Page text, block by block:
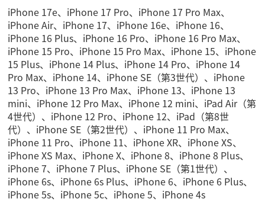
iPhone 17e、iPhone 17 Pro、iPhone 17 Pro Max、
iPhone Air、iPhone 17、iPhone 16e、iPhone 16、
iPhone 16 Plus、iPhone 16 Pro、iPhone 16 Pro Max、
iPhone 15 Pro、iPhone 15 Pro Max、iPhone 15、iPhone
15 Plus、iPhone 14 Plus、iPhone 14 Pro、iPhone 14
Pro Max、iPhone 14、iPhone SE（第3世代）、iPhone
13 Pro、iPhone 13 Pro Max、iPhone 13、iPhone 13
mini、iPhone 12 Pro Max、iPhone 12 mini、iPad Air（第
4世代）、iPhone 12 Pro、iPhone 12、iPad（第8世
代）、iPhone SE（第2世代）、iPhone 11 Pro Max、
iPhone 11 Pro、iPhone 11、iPhone XR、iPhone XS、
iPhone XS Max、iPhone X、iPhone 8、iPhone 8 Plus、
iPhone 7、iPhone 7 Plus、iPhone SE（第1世代）、
iPhone 6s、iPhone 6s Plus、iPhone 6、iPhone 6 Plus、
iPhone 5s、iPhone 5c、iPhone 5、iPhone 4s